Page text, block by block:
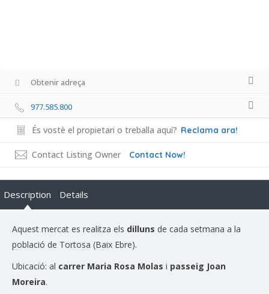
Obtenir adreça
977.585.800
És vostè el propietari o treballa aquí? Reclama ara!
Contact Listing Owner Contact Now!
Description Details
Aquest mercat es realitza els dilluns de cada setmana a la
població de Tortosa (Baix Ebre).
Ubicació: al carrer Maria Rosa Molas i passeig Joan
Moreira.